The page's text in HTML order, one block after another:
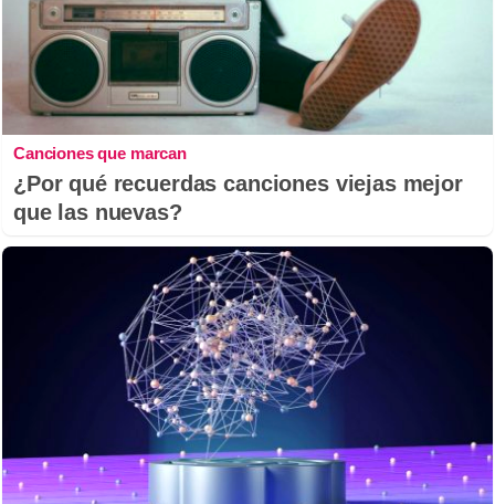
Canciones que marcan
¿Por qué recuerdas canciones viejas mejor
que las nuevas?